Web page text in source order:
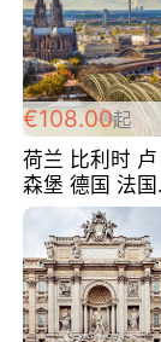
€108.00起
荷兰 比利时 卢
森堡 德国 法国
超爽玩遍西欧
环线 全程四星宾
馆 108欧/人/天